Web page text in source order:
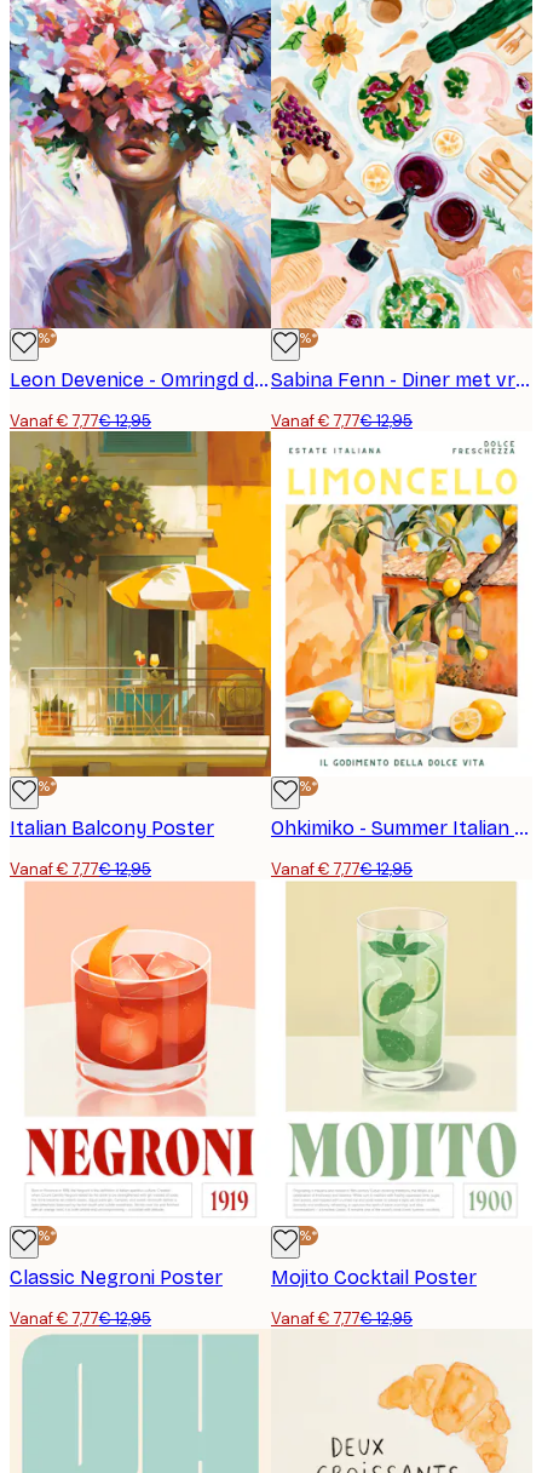
-40%*
Leon Devenice - Omringd door Liefde Poster
Vanaf € 7,77€ 12,95
-40%*
Sabina Fenn - Diner met vrienden Poster
Vanaf € 7,77€ 12,95
-40%*
Italian Balcony Poster
Vanaf € 7,77€ 12,95
-40%*
Ohkimiko - Summer Italian Limoncello Poster
Vanaf € 7,77€ 12,95
-40%*
Classic Negroni Poster
Vanaf € 7,77€ 12,95
-40%*
Mojito Cocktail Poster
Vanaf € 7,77€ 12,95